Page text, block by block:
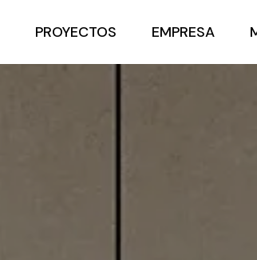
PROYECTOS EMPRESA